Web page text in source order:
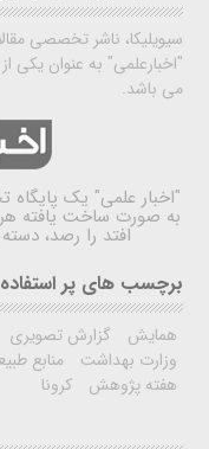
سیویلیکا، ناشر تخصصی
"اخبارعلمی" به عنوان یکی
می باشد.
"اخبار علمی" یک
به صورت ساخت یافته هر
افتد را رصد،
برچسب های پر استفاده
همایش گزارش تصویری
وزارت بهداشت
منابع
هفته پژوهش
کرونا